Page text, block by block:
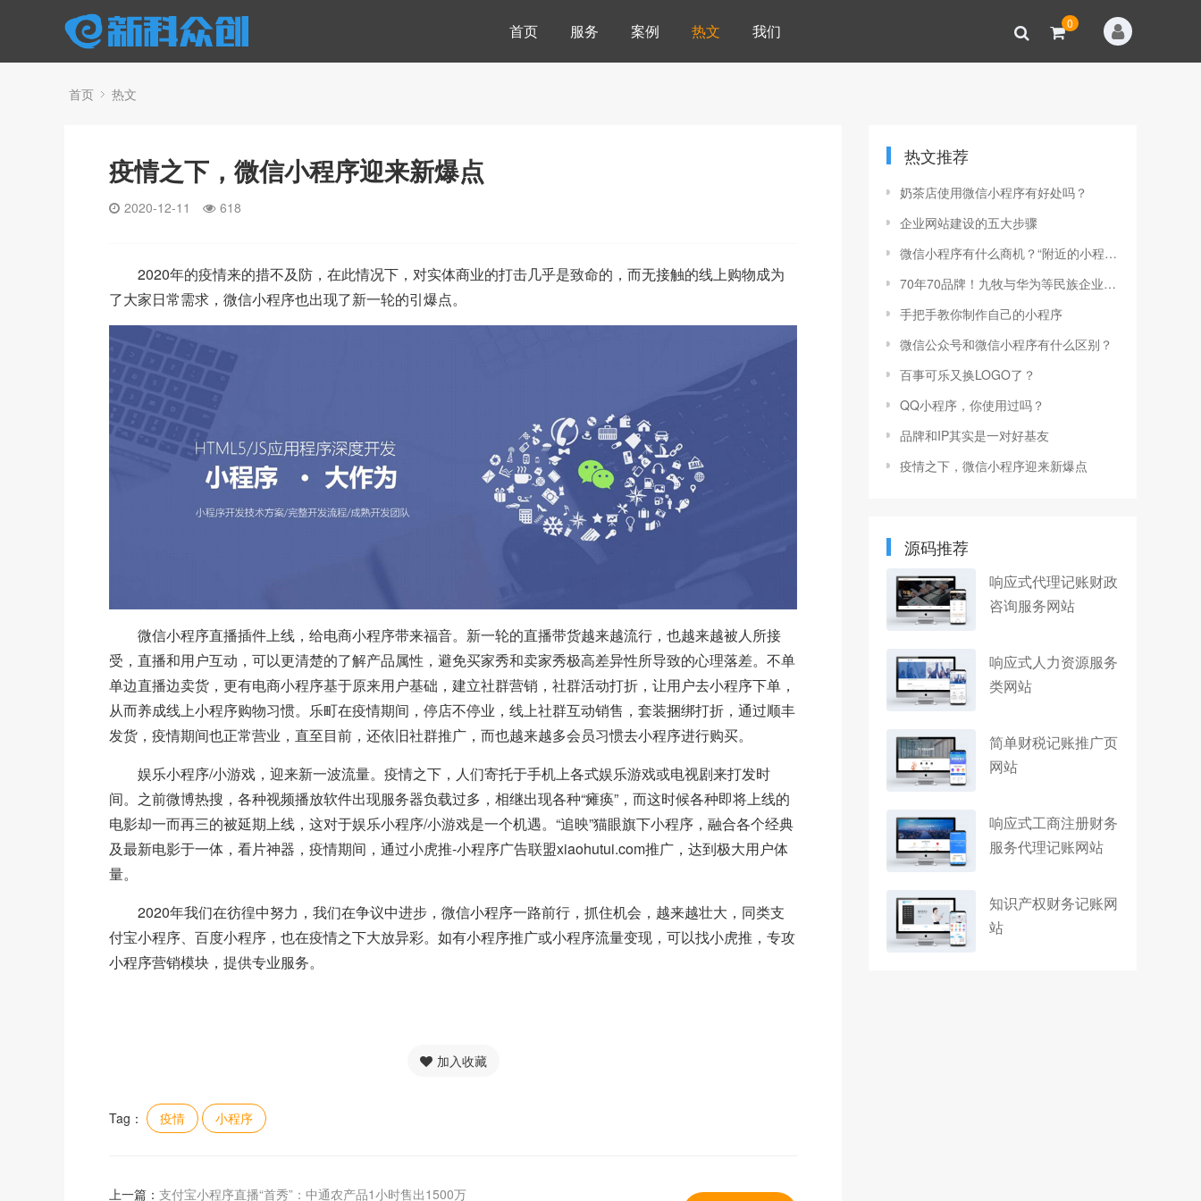
首页 服务 案例 热文 我们 0
首页 热文
热文推荐
奶茶店使用微信小程序有好处吗？
企业网站建设的五大步骤
微信小程序有什么商机？“附近的小程序”功能告诉你
70年70品牌！九牧与华为等民族企业荣登榜单
手把手教你制作自己的小程序
微信公众号和微信小程序有什么区别？
百事可乐又换LOGO了？
QQ小程序，你使用过吗？
品牌和IP其实是一对好基友
疫情之下，微信小程序迎来新爆点
源码推荐
响应式代理记账财政
咨询服务网站
响应式人力资源服务
类网站
简单财税记账推广页
网站
响应式工商注册财务
服务代理记账网站
知识产权财务记账网
站
疫情之下，微信小程序迎来新爆点
2020-12-11 618
2020年的疫情来的措不及防，在此情况下，对实体商业的打击几乎是致命的，而无接触的线上购物成为
了大家日常需求，微信小程序也出现了新一轮的引爆点。
微信小程序直播插件上线，给电商小程序带来福音。新一轮的直播带货越来越流行，也越来越被人所接
受，直播和用户互动，可以更清楚的了解产品属性，避免买家秀和卖家秀极高差异性所导致的心理落差。不单
单边直播边卖货，更有电商小程序基于原来用户基础，建立社群营销，社群活动打折，让用户去小程序下单，
从而养成线上小程序购物习惯。乐町在疫情期间，停店不停业，线上社群互动销售，套装捆绑打折，通过顺丰
发货，疫情期间也正常营业，直至目前，还依旧社群推广，而也越来越多会员习惯去小程序进行购买。
娱乐小程序/小游戏，迎来新一波流量。疫情之下，人们寄托于手机上各式娱乐游戏或电视剧来打发时
间。之前微博热搜，各种视频播放软件出现服务器负载过多，相继出现各种“瘫痪”，而这时候各种即将上线的
电影却一而再三的被延期上线，这对于娱乐小程序/小游戏是一个机遇。“追映”猫眼旗下小程序，融合各个经典
及最新电影于一体，看片神器，疫情期间，通过小虎推-小程序广告联盟xiaohutui.com推广，达到极大用户体
量。
2020年我们在彷徨中努力，我们在争议中进步，微信小程序一路前行，抓住机会，越来越壮大，同类支
付宝小程序、百度小程序，也在疫情之下大放异彩。如有小程序推广或小程序流量变现，可以找小虎推，专攻
小程序营销模块，提供专业服务。
加入收藏
Tag： 疫情 小程序
上一篇： 支付宝小程序直播“首秀”：中通农产品1小时售出1500万